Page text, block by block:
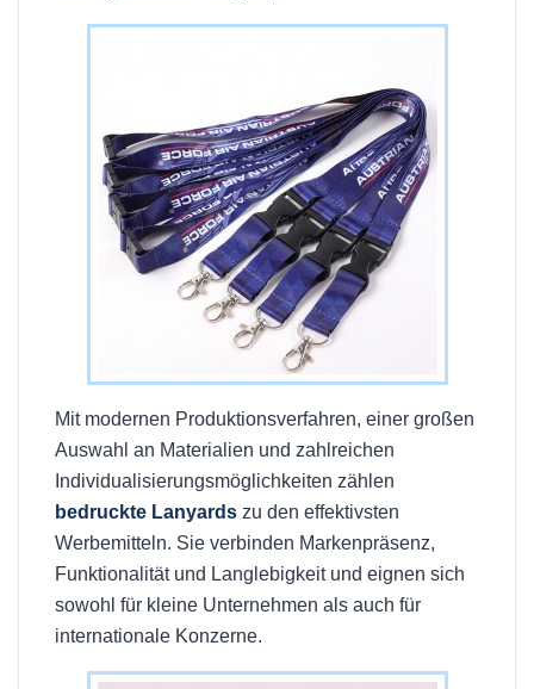
Mit modernen Produktionsverfahren, einer großen
Auswahl an Materialien und zahlreichen
Individualisierungsmöglichkeiten zählen
bedruckte Lanyards zu den effektivsten
Werbemitteln. Sie verbinden Markenpräsenz,
Funktionalität und Langlebigkeit und eignen sich
sowohl für kleine Unternehmen als auch für
internationale Konzerne.